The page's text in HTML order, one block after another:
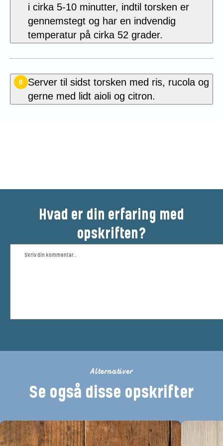
i cirka 5-10 minutter, indtil torsken er
gennemstegt og har en indvendig
temperatur på cirka 52 grader.
8
Server til sidst torsken med ris, rucola og
gerne med lidt aioli og citron.
Hvad er din erfaring med
opskriften?
Alternativer
Se også disse opskrifter